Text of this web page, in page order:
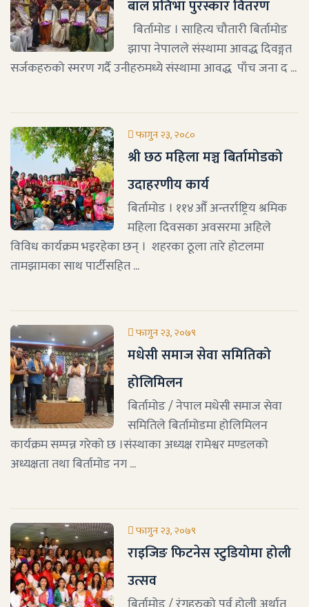
बाल प्रतिभा पुरस्कार वितरण
बिर्तामोड । साहित्य चौतारी बिर्तामोड
झापा नेपालले संस्थामा आवद्ध दिवङ्गत
सर्जकहरुको स्मरण गर्दै उनीहरुमध्ये संस्थामा आवद्ध पाँच जना द ...
फागुन २३, २०८०
श्री छठ महिला मञ्च बिर्तामोडको
उदाहरणीय कार्य
बिर्तामोड । ११४औँ अन्तर्राष्ट्रिय श्रमिक
महिला दिवसका अवसरमा अहिले
विविध कार्यक्रम भइरहेका छन् । शहरका ठूला तारे होटलमा
तामझामका साथ पार्टीसहित ...
फागुन २३, २०७९
मधेसी समाज सेवा समितिको
होलिमिलन
बिर्तामोड / नेपाल मधेसी समाज सेवा
समितिले बिर्तामोडमा होलिमिलन
कार्यक्रम सम्पन्न गरेको छ ।संस्थाका अध्यक्ष रामेश्वर मण्डलको
अध्यक्षता तथा बिर्तामोड नग ...
फागुन २३, २०७९
राइजिङ फिटनेस स्टुडियोमा होली
उत्सव